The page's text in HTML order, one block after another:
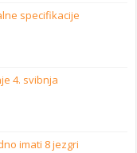
specifikacije
4. svibnja
imati 8 jezgri